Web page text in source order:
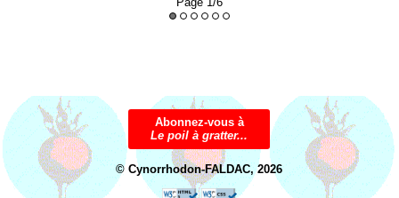
Abonnez-vous à
Le poil à gratter...
© Cynorrhodon-FALDAC, 2026